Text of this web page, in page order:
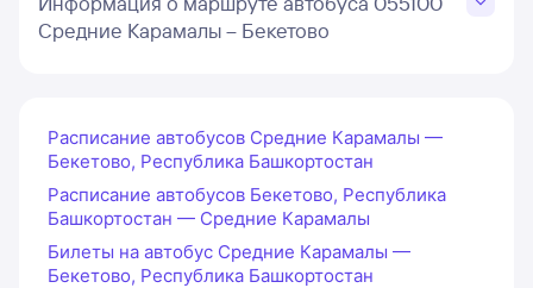
Средние Карамалы – Бекетово
Расписание автобусов Средние Карамалы —
Бекетово, Республика Башкортостан
Расписание автобусов Бекетово, Республика
Башкортостан — Средние Карамалы
Билеты на автобус Средние Карамалы —
Бекетово, Республика Башкортостан